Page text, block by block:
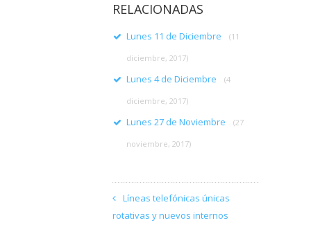
RELACIONADAS
Lunes 11 de Diciembre (11
diciembre, 2017)
Lunes 4 de Diciembre (4
diciembre, 2017)
Lunes 27 de Noviembre (27
noviembre, 2017)
Líneas telefónicas únicas
rotativas y nuevos internos